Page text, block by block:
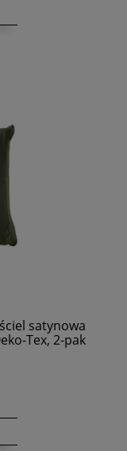
satynowa
Tex, 2-pak